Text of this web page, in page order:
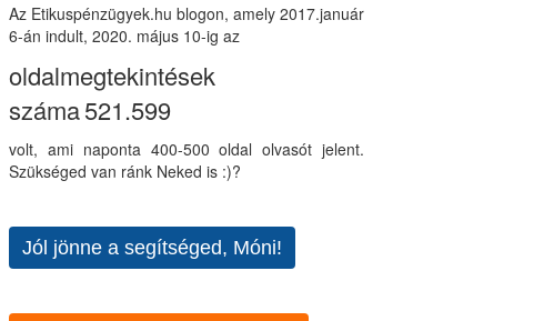
Az Etikuspénzügyek.hu blogon, amely 2017.január
6-án indult, 2020. május 10-ig az
oldalmegtekintések
száma521.599
volt, ami naponta 400-500 oldal olvasót jelent.
Szükséged van ránk Neked is :)?
Jól jönne a segítséged, Móni!